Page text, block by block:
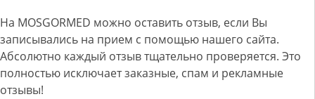
На MOSGORMED можно оставить отзыв, если Вы
записывались на прием с помощью нашего сайта.
Абсолютно каждый отзыв тщательно проверяется. Это
полностью исключает заказные, спам и рекламные
отзывы!